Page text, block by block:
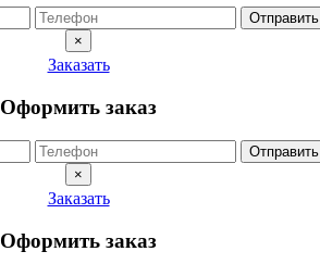
Отправить
×
Заказать
Оформить заказ
Отправить
×
Заказать
Оформить заказ